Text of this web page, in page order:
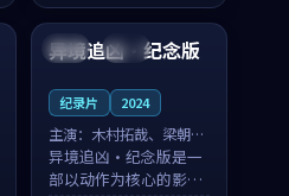
节奏紧凑，值得推荐观
看。
英国 杜比
异境追凶·纪念版
纪录片 2024
主演： 木村拓哉、梁朝伟
等
异境追凶·纪念版是一
部以动作为核心的影视